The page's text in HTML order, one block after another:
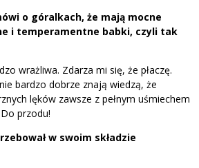
o góralkach, że mają mocne
i temperamentne babki, czyli tak
wrażliwa. Zdarza mi się, że płaczę.
bardzo dobrze znają wiedzą, że
lęków zawsze z pełnym uśmiechem
przodu!
w swoim składzie